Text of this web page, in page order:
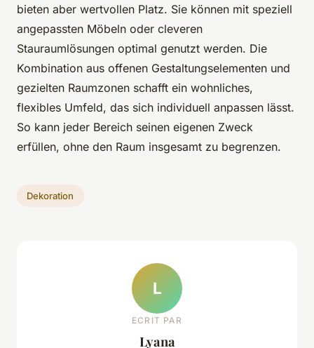
bieten aber wertvollen Platz. Sie können mit speziell
angepassten Möbeln oder cleveren
Stauraumlösungen optimal genutzt werden. Die
Kombination aus offenen Gestaltungselementen und
gezielten Raumzonen schafft ein wohnliches,
flexibles Umfeld, das sich individuell anpassen lässt.
So kann jeder Bereich seinen eigenen Zweck
erfüllen, ohne den Raum insgesamt zu begrenzen.
Dekoration
L
ECRIT PAR
Lyana